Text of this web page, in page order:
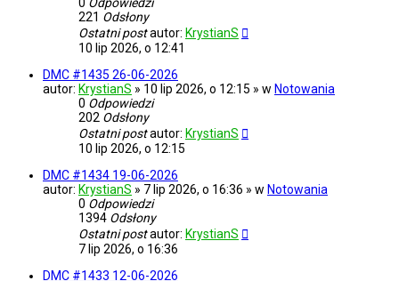
0 Odpowiedzi
221 Odsłony
Ostatni postautor: KrystianS
10 lip 2026, o 12:41
DMC #1435 26-06-2026
autor: KrystianS » 10 lip 2026, o 12:15 » w Notowania
0 Odpowiedzi
202 Odsłony
Ostatni postautor: KrystianS
10 lip 2026, o 12:15
DMC #1434 19-06-2026
autor: KrystianS » 7 lip 2026, o 16:36 » w Notowania
0 Odpowiedzi
1394 Odsłony
Ostatni postautor: KrystianS
7 lip 2026, o 16:36
DMC #1433 12-06-2026